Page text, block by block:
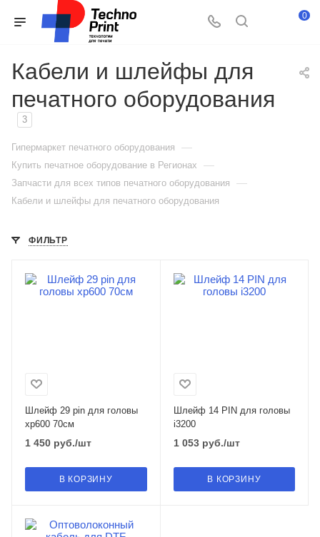
0
Кабели и шлейфы для
печатного оборудования
3
Гипермаркет печатного оборудования —
Купить печатное оборудование в Регионах —
Запчасти для всех типов печатного оборудования —
Кабели и шлейфы для печатного оборудования
ФИЛЬТР
Шлейф 29 pin для головы
xp600 70см
1 450 руб./шт
В КОРЗИНУ
Шлейф 14 PIN для головы
i3200
1 053руб./шт
В КОРЗИНУ